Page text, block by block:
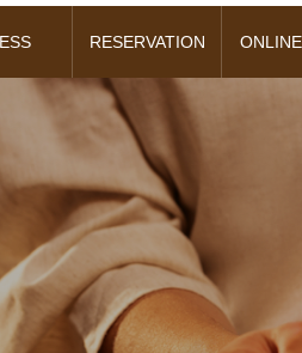
RESERVATION